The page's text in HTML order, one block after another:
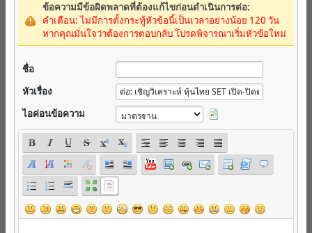
ข้อความมีข้อผิดพลาดที่ต้องแก้ไขก่อนดำเนินการต่อ:
คำเตือน: ไม่มีการตั้งกระทู้หัวข้อนี้เป็นเวลาอย่างน้อย 120 วัน
หากคุณมั่นใจว่าต้องการตอบกลับ โปรดพิจารณาเริ่มหัวข้อใหม่
ชื่อ
หัวเรื่อง
ไอค่อนข้อความ